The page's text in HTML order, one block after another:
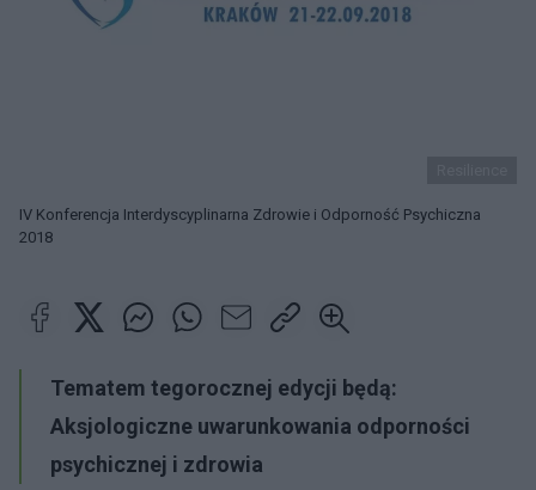
IV Konferencja Interdyscyplinarna Zdrowie i Odporność Psychiczna
2018
Tematem tegorocznej edycji będą:
Aksjologiczne uwarunkowania odporności
psychicznej i zdrowia